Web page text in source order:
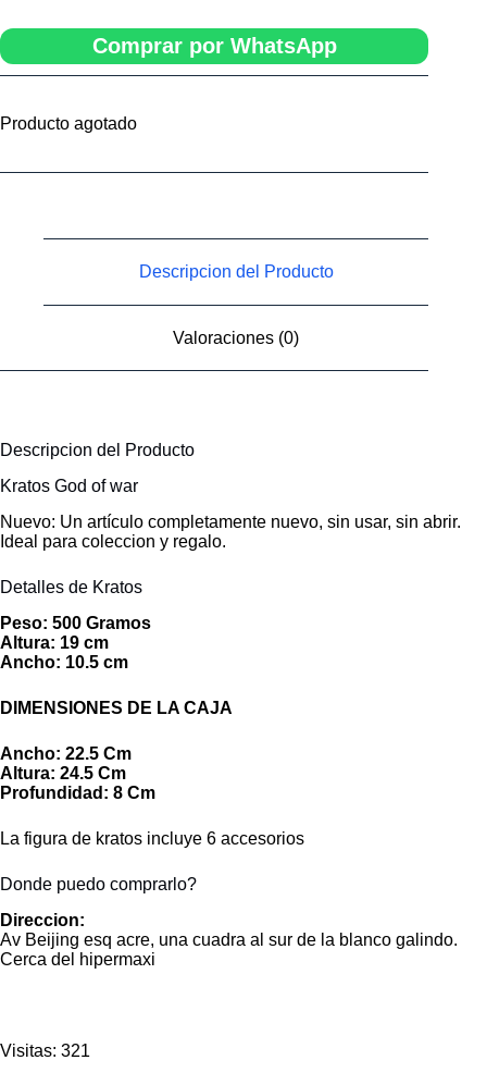
Comprar por WhatsApp
Producto agotado
Descripcion del Producto
Valoraciones (0)
Descripcion del Producto
Kratos God of war
Nuevo: Un artículo completamente nuevo, sin usar, sin abrir.
Ideal para coleccion y regalo.
Detalles de Kratos
Peso: 500 Gramos
Altura: 19 cm
Ancho: 10.5 cm
DIMENSIONES DE LA CAJA
Ancho: 22.5 Cm
Altura: 24.5 Cm
Profundidad: 8 Cm
La figura de kratos incluye 6 accesorios
Donde puedo comprarlo?
Direccion:
Av Beijing esq acre, una cuadra al sur de la blanco galindo.
Cerca del hipermaxi
Visitas: 321